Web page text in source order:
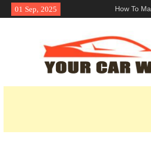
Skip
to
01 Sep, 2025
How To
First
차량 운송
인 옵션 탐
혼다 Navi
들에게 인